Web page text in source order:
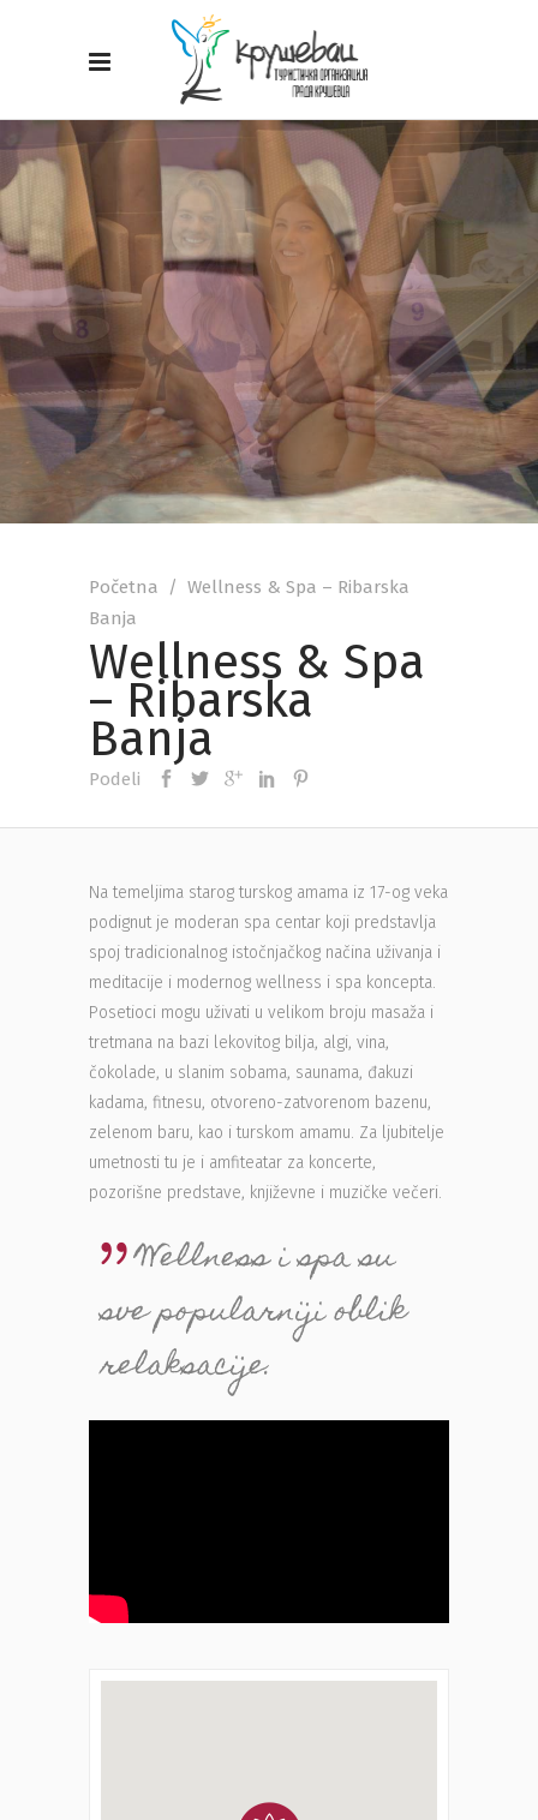
Početna / Wellness & Spa – Ribarska
Banja
Wellness & Spa
– Ribarska
Banja
Podeli
Na temeljima starog turskog amama iz 17-og veka
podignut je moderan spa centar koji predstavlja
spoj tradicionalnog istočnjačkog načina uživanja i
meditacije i modernog wellness i spa koncepta.
Posetioci mogu uživati u velikom broju masaža i
tretmana na bazi lekovitog bilja, algi, vina,
čokolade, u slanim sobama, saunama, đakuzi
kadama, fitnesu, otvoreno-zatvorenom bazenu,
zelenom baru, kao i turskom amamu. Za ljubitelje
umetnosti tu je i amfiteatar za koncerte,
pozorišne predstave, književne i muzičke večeri.
Wellness i spa su
sve popularniji oblik
relaksacije.